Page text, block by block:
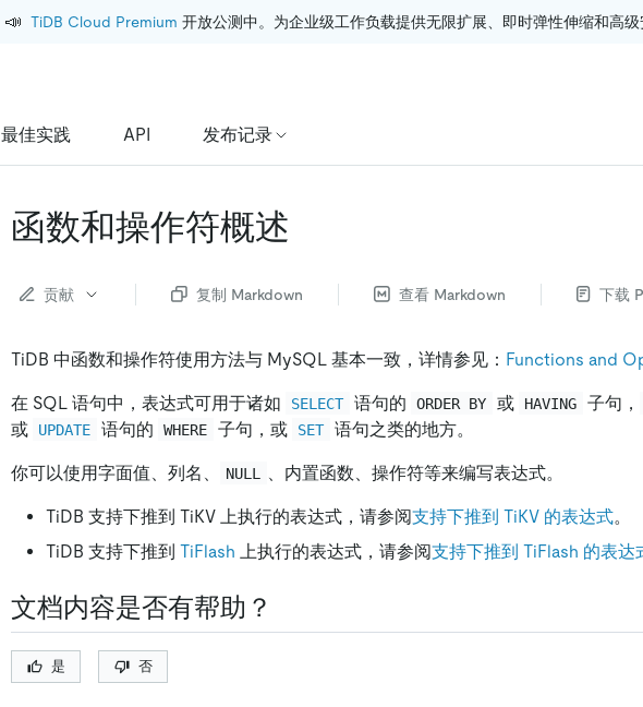
📣 TiDB Cloud Premium 开放公测中。为企业级工作负载提供无限扩展、即时弹性伸缩和高
最佳实践 API 发布记录
函数和操作符概述
贡献 复制 Markdown 查看 Markdown 下载
TiDB 中函数和操作符使用方法与 MySQL 基本一致，详情参见： Functions and
在 SQL 语句中，表达式可用于诸如 SELECT 语句的 ORDER BY 或 HAVING
子句，
或
UPDATE 语句的 WHERE 子句，或 SET 语句之类的地方。
你可以使用字面值、列名、 NULL 、内置函数、操作符等来编写表达式。
TiDB 支持下推到 TiKV 上执行的表达式，请参阅支持下推到 TiKV 的表达式。
TiDB 支持下推到 TiFlash 上执行的表达式，请参阅支持下推到 TiFlash 的表达
文档内容是否有帮助？
是 否